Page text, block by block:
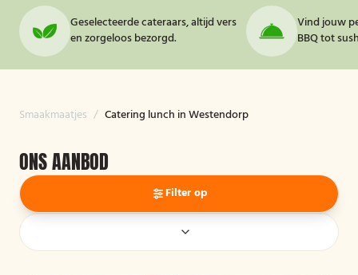
Geselecteerde cateraars, altijd vers
en zorgeloos bezorgd.
Vind jouw
BBQ tot
Smaakmaatjes / Catering lunch in Westendorp
ONS AANBOD
Filter op